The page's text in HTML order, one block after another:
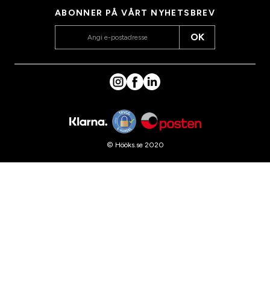
ABONNER PÅ VÅRT NYHETSBREV
OK
© Hööks.se 2020